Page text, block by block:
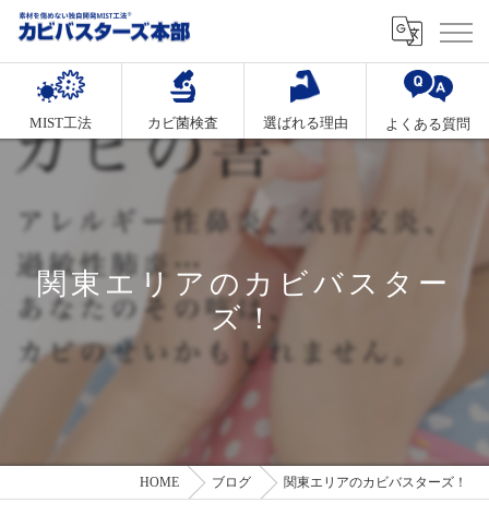
MIST工法 カビ菌検査 選ばれる理由 よくある質問
関東エリアのカビバスター
ズ！
HOME ブログ 関東エリアのカビバスターズ！